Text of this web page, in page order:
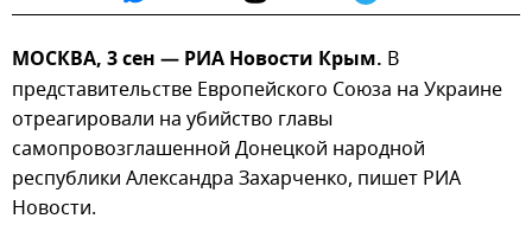
МОСКВА, 3 сен — РИА Новости Крым. В
представительстве Европейского Союза на Украине
отреагировали на убийство главы
самопровозглашенной Донецкой народной
республики Александра Захарченко, пишет РИА
Новости.